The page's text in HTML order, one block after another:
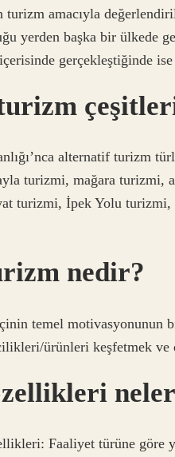
turizm amacıyla
yerden başka bir ülkede
içerisinde gerçekleştiğinde
alternatif turizm
turizmi, mağara
turizmi, İpek Yolu turizmi,
nedir?
temel motivasyonunun
ürünleri keşfetmek
Faaliyet türüne göre